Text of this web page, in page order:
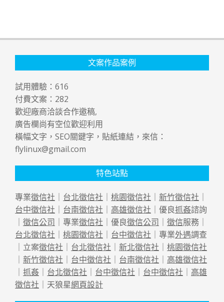
文案作品案例
試用體驗： 616
付費文案： 282
歡迎廠商洽談合作邀稿,
廣告欄尚有空位歡迎利用
橫幅文字，SEO關鍵字，貼紙連結，來信：
flylinux@gmail.com
特色站點
專業徵信社 ｜ 台北徵信社 ｜ 桃園徵信社 ｜ 新竹徵信社 ｜
台中徵信社 ｜ 台南徵信社 ｜ 高雄徵信社 ｜優良抓姦諮詢
｜ 徵信公司 ｜專業徵信社 ｜優良徵信公司 ｜ 徵信服務｜
台北徵信社 ｜ 桃園徵信社 ｜ 台中徵信社 ｜專業外遇調查
｜立案徵信社 ｜ 台北徵信社 ｜ 新北徵信社 ｜ 桃園徵信社
｜ 新竹徵信社 ｜ 台中徵信社 ｜ 台南徵信社 ｜ 高雄徵信社
｜ 抓姦 ｜ 台北徵信社 ｜ 台中徵信社 ｜ 台中徵信社 ｜ 高雄
徵信社 ｜天狼星網頁設計